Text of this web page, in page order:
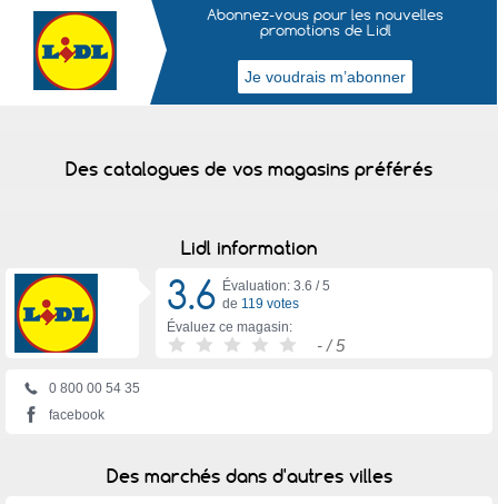
Abonnez-vous pour les nouvelles
promotions de Lidl
Des catalogues de vos magasins préférés
Lidl information
3.6 Évaluation: 3.6 /5
de 119 votes
Évaluez ce magasin:
- / 5
0 800 00 54 35
facebook
Des marchés dans d'autres villes